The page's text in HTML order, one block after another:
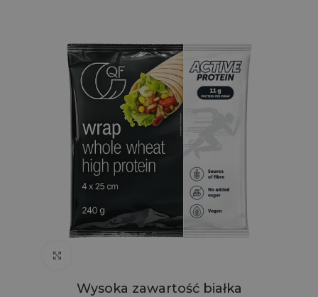
Wysoka zawartość białka